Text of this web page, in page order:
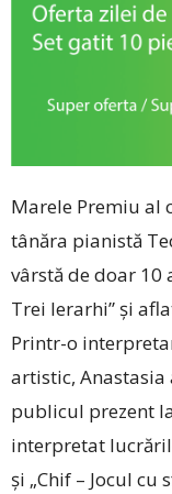
Marele Premiu al
tânăra pianistă
vârstă de doar 10
Trei Ierarhi” și
Printr-o
artistic,
publicul prezent
interpretat
și „Chif – Jocul